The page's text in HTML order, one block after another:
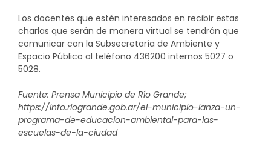
Los docentes que estén interesados en recibir estas
charlas que serán de manera virtual se tendrán que
comunicar con la Subsecretaría de Ambiente y
Espacio Público al teléfono 436200 internos 5027 o
5028.
Fuente: Prensa Municipio de Río Grande;
https://info.riogrande.gob.ar/el-municipio-lanza-un-
programa-de-educacion-ambiental-para-las-
escuelas-de-la-ciudad